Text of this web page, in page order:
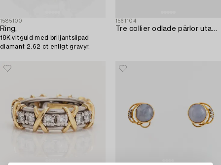
1585100
Ring,
18K vitguld med briljantslipad
diamant 2.62 ct enligt gravyr.
1561104
Tre collier odlade pärlor utan lås.